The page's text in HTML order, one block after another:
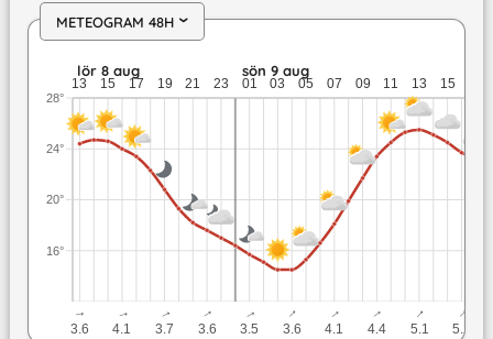
METEOGRAM 48H ›
lör 8 aug: 24,7 till 17 grader: ingen nederbörd: upp till 4,1
lör 8 aug sön 9 aug
13 15 17 19 21 23 01 03 05 07 09 11 13 15
16°
20°
24°
28°
↓
3.6
↓
4.1
↓
3.7
↓
3.6
↓
3.5
↓
3.6
↓
4.1
↓
4.4
↓
5.1
↓
5.2